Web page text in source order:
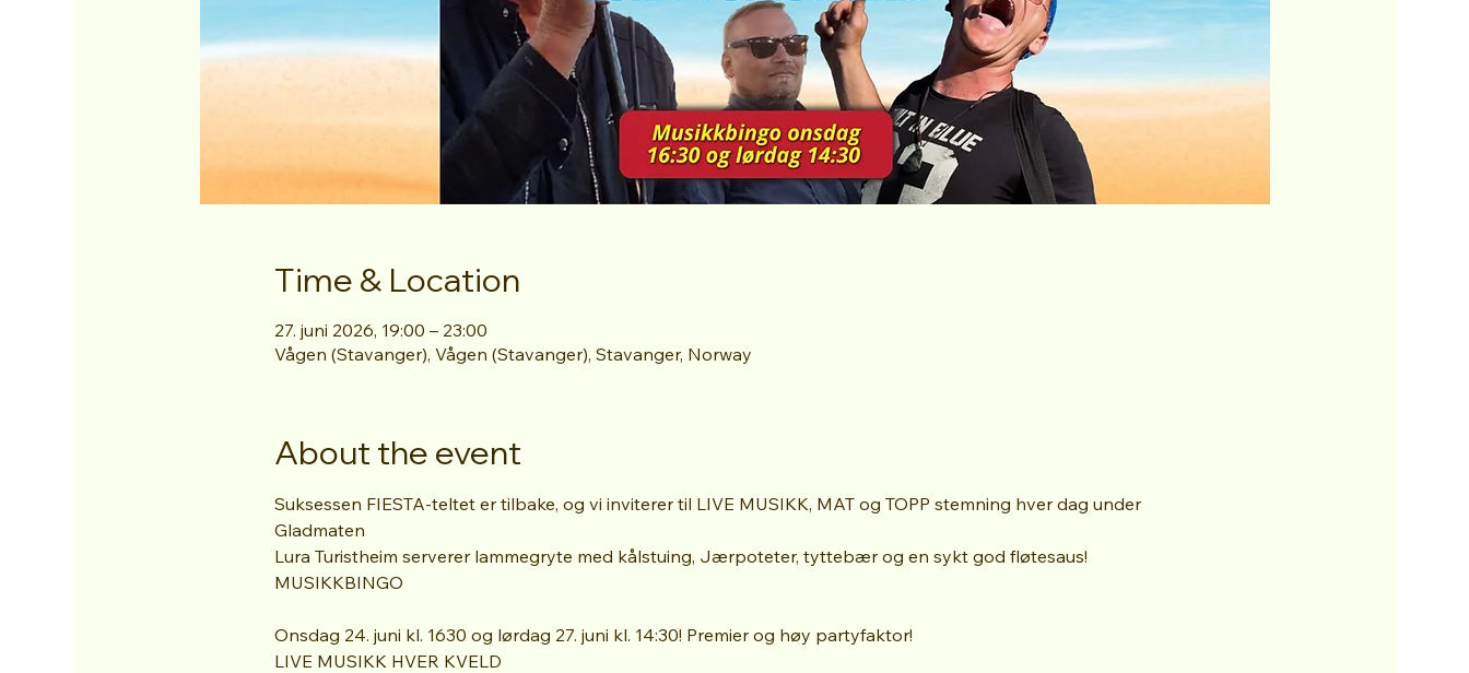
Time & Location
27. juni 2026, 19:00 – 23:00
Vågen (Stavanger), Vågen (Stavanger), Stavanger, Norway
About the event
Suksessen FIESTA-teltet er tilbake, og vi inviterer til LIVE MUSIKK, MAT og TOPP stemning hver dag under
Gladmaten
Lura Turistheim serverer lammegryte med kålstuing, Jærpoteter, tyttebær og en sykt god fløtesaus!
MUSIKKBINGO
Onsdag 24. juni kl. 1630 og lørdag 27. juni kl. 14:30! Premier og høy partyfaktor!
LIVE MUSIKK HVER KVELD